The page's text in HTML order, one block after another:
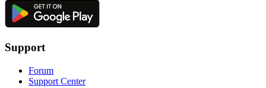
Support
Forum
Support Center